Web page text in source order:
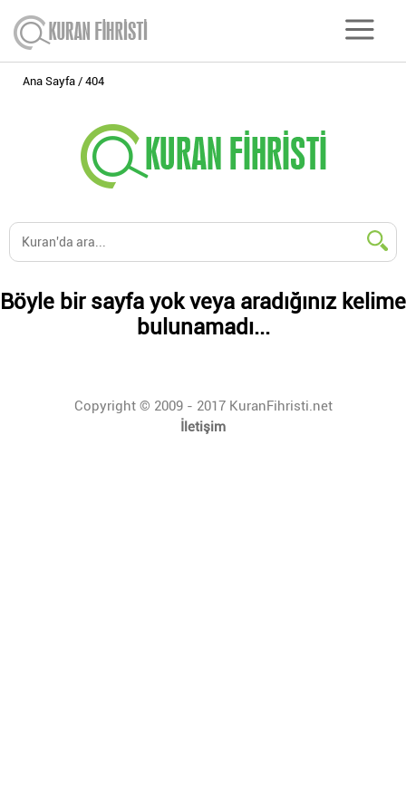
Ana Sayfa 404
Böyle bir sayfa yok veya aradığınız kelime
bulunamadı...
Copyright © 2009 - 2017 KuranFihristi.net
İletişim